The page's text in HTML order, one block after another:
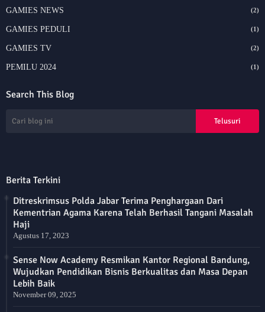
GAMIES NEWS (2)
GAMIES PEDULI (1)
GAMIES TV (2)
PEMILU 2024 (1)
Search This Blog
Berita Terkini
Ditreskrimsus Polda Jabar Terima Penghargaan Dari
Kementrian Agama Karena Telah Berhasil Tangani Masalah
Haji
Agustus 17, 2023
Sense Now Academy Resmikan Kantor Regional Bandung,
Wujudkan Pendidikan Bisnis Berkualitas dan Masa Depan
Lebih Baik
November 09, 2025